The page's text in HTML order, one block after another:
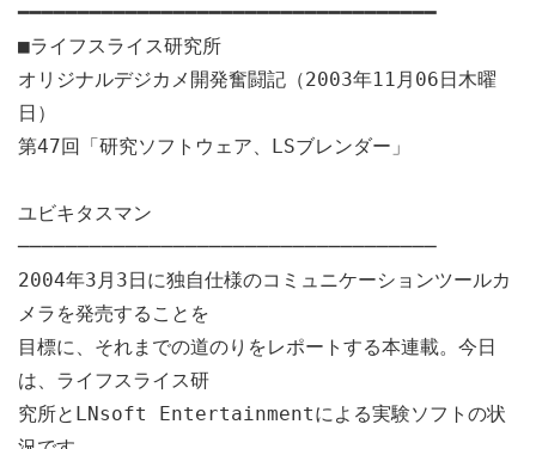
━━━━━━━━━━━━━━━━━━━━━━━━━━━━━━━━━━━
■ライフスライス研究所
オリジナルデジカメ開発奮闘記（2003年11月06日木曜
日）
第47回「研究ソフトウェア、LSブレンダー」
ユビキタスマン
───────────────────────────────────
2004年3月3日に独自仕様のコミュニケーションツールカ
メラを発売することを
目標に、それまでの道のりをレポートする本連載。今日
は、ライフスライス研
究所とLNsoft Entertainmentによる実験ソフトの状